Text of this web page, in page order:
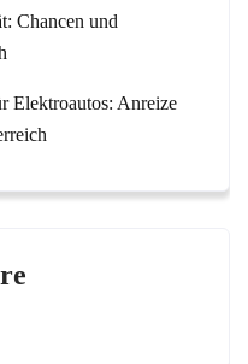
Chancen und
Elektroautos: Anreize